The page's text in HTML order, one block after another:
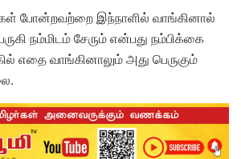
போன்றவற்றை இந்நாளில் வாங்கினால்
நம்மிடம் சேரும் என்பது நம்பிக்கை
எதை வாங்கினாலும் அது பெருகும்